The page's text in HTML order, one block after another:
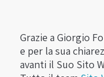
Grazie a Giorgio
e per la sua
avanti il Suo Sito